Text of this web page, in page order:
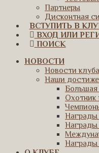
Партнеры
Дисконтная
ВСТУПИТЬ В
ВХОД ИЛИ
ПОИСК
НОВОСТИ
Новости клуба
Наши
Большая
Охотник
Награды
Награды